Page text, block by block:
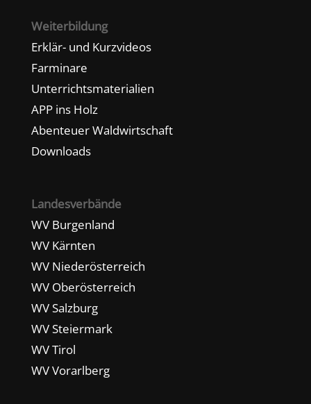
Weiterbildung
Erklär- und Kurzvideos
Farminare
Unterrichtsmaterialien
APP ins Holz
Abenteuer Waldwirtschaft
Downloads
Landesverbände
WV Burgenland
WV Kärnten
WV Niederösterreich
WV Oberösterreich
WV Salzburg
WV Steiermark
WV Tirol
WV Vorarlberg